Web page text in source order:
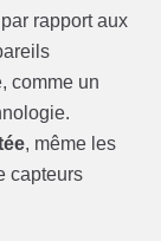
rapport aux
comme un
, même les
capteurs